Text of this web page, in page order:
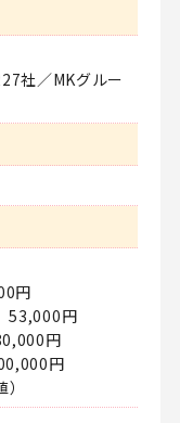
社／MKグルー
円
53,000円
円
円